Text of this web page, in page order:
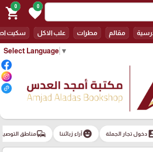
Select Language ▼
0
favorite
0
shopping_cart
مقالم مطرات علب الاكل سكيت
دخول تجار الجملة emoji_emotionsآراء زبائننا commuteمناطق